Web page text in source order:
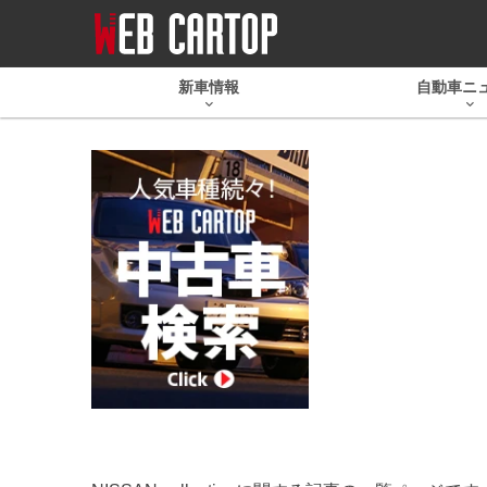
新車情報 自動車ニ